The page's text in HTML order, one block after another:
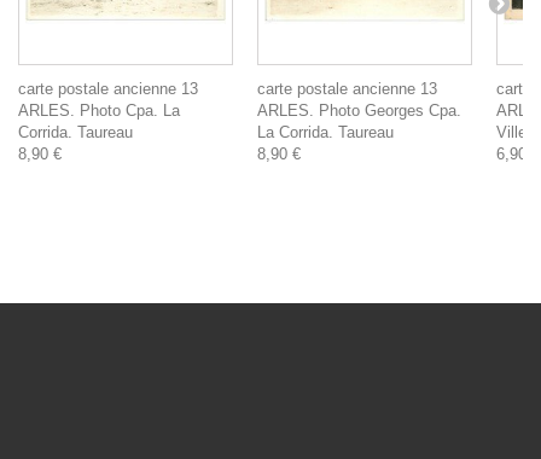
carte postale ancienne 13
ARLES. Photo Cpa. La
Corrida. Taureau
8,90 €
carte postale ancienne 13
ARLES. Photo Georges Cpa.
La Corrida. Taureau
8,90 €
carte
Ville
6,90 €